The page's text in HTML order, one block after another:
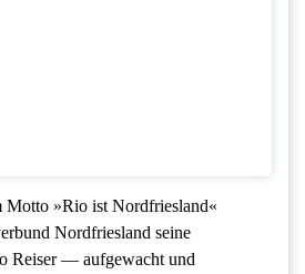
»Rio ist Nordfriesland«
Nordfriesland seine
Reiser — aufgewacht und